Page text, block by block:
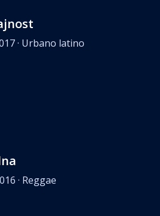
· Urbano latino
· Reggae